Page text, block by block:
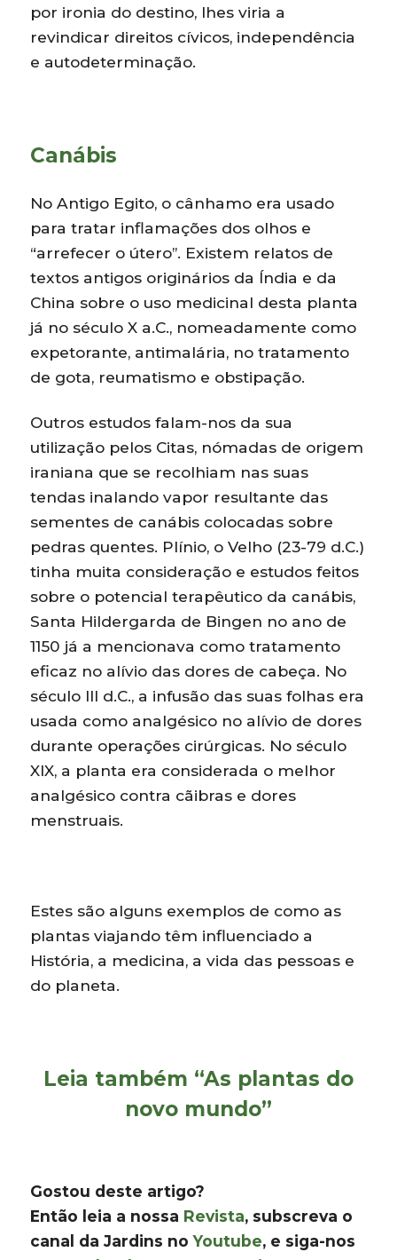
por ironia do destino, lhes viria a
revindicar direitos cívicos, independência
e autodeterminação.
Canábis
No Antigo Egito, o cânhamo era usado
para tratar inflamações dos olhos e
“arrefecer o útero”. Existem relatos de
textos antigos originários da Índia e da
China sobre o uso medicinal desta planta
já no século X a.C., nomeadamente como
expetorante, antimalária, no tratamento
de gota, reumatismo e obstipação.
Outros estudos falam-nos da sua
utilização pelos Citas, nómadas de origem
iraniana que se recolhiam nas suas
tendas inalando vapor resultante das
sementes de canábis colocadas sobre
pedras quentes. Plínio, o Velho (23-79 d.C.)
tinha muita consideração e estudos feitos
sobre o potencial terapêutico da canábis,
Santa Hildergarda de Bingen no ano de
1150 já a mencionava como tratamento
eficaz no alívio das dores de cabeça. No
século III d.C., a infusão das suas folhas era
usada como analgésico no alívio de dores
durante operações cirúrgicas. No século
XIX, a planta era considerada o melhor
analgésico contra cãibras e dores
menstruais.
Estes são alguns exemplos de como as
plantas viajando têm influenciado a
História, a medicina, a vida das pessoas e
do planeta.
Leia também “As plantas do
novo mundo”
Gostou deste artigo?
Então leia a nossa Revista, subscreva o
canal da Jardins noYoutube, e siga-nos